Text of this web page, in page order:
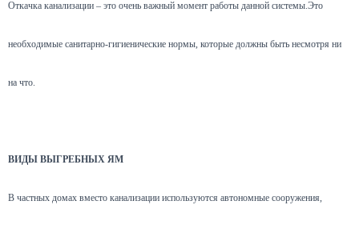
Откачка канализации – это очень важный момент работы данной системы.Это
необходимые санитарно-гигиенические нормы, которые должны быть несмотря ни
на что.
ВИДЫ ВЫГРЕБНЫХ ЯМ
В частных домах вместо канализации используются автономные сооружения,